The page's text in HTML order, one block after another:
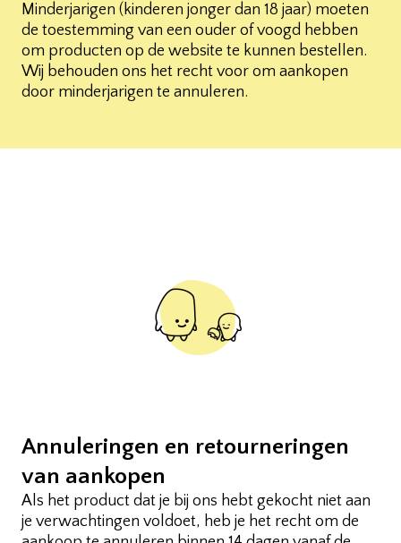
Minderjarigen (kinderen jonger dan 18 jaar) moeten
de toestemming van een ouder of voogd hebben
om producten op de website te kunnen bestellen.
Wij behouden ons het recht voor om aankopen
door minderjarigen te annuleren.
Annuleringen en retourneringen
van aankopen
Als het product dat je bij ons hebt gekocht niet aan
je verwachtingen voldoet, heb je het recht om de